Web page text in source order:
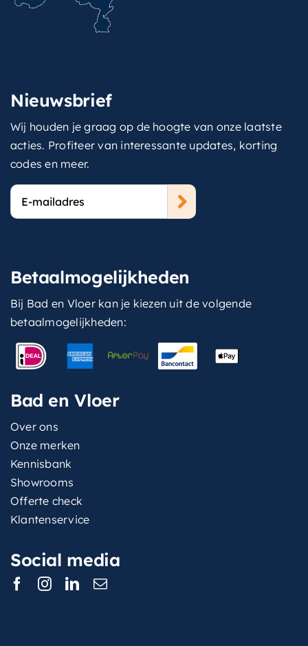
Nieuwsbrief
Wij houden je graag op de hoogte van onze laatste
acties. Profiteer van interessante updates, korting
codes en meer.
E-
mailadres
Betaalmogelijkheden
Bij Bad en Vloer kan je kiezen uit de volgende
betaalmogelijkheden:
Bad en Vloer
Over ons
Onze merken
Kennisbank
Showrooms
Offerte check
Klantenservice
Social media